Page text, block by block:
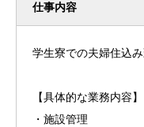
仕事内容
学生寮での夫婦住込み
【具体的な業務内容】
・施設管理